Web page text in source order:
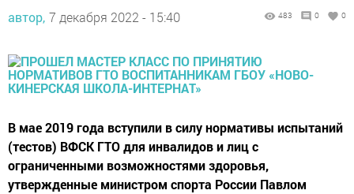
автор, 7 декабря 2022 - 15:40 483 0 0
В мае 2019 года вступили в силу нормативы испытаний
(тестов) ВФСК ГТО для инвалидов и лиц с
ограниченными возможностями здоровья,
утвержденные министром спорта России Павлом